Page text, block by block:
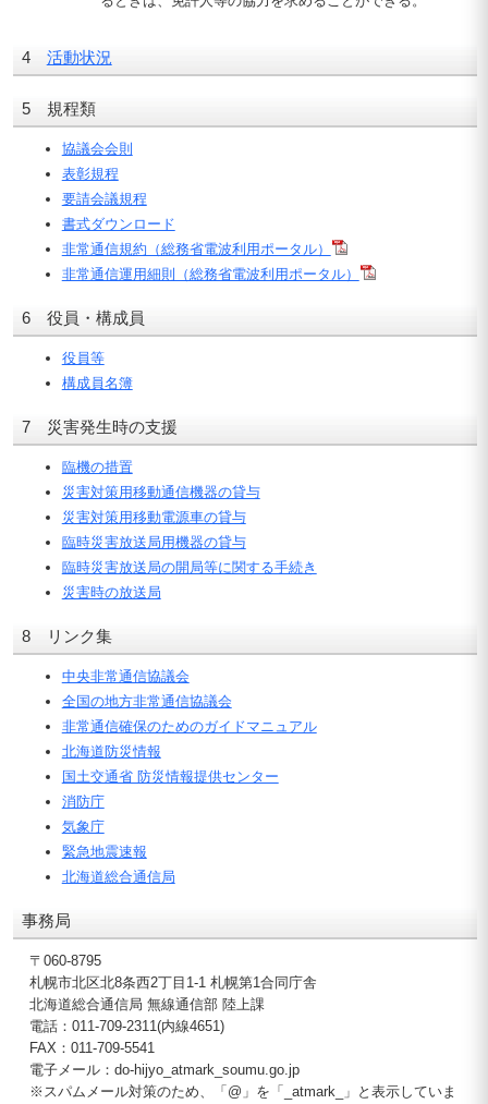
4 活動状況
5 規程類
協議会会則
表彰規程
要請会議規程
書式ダウンロード
非常通信規約（総務省電波利用ポータル）
非常通信運用細則（総務省電波利用ポータル）
6 役員・構成員
役員等
構成員名簿
7 災害発生時の支援
臨機の措置
災害対策用移動通信機器の貸与
災害対策用移動電源車の貸与
臨時災害放送局用機器の貸与
臨時災害放送局の開局等に関する手続き
災害時の放送局
8 リンク集
中央非常通信協議会
全国の地方非常通信協議会
非常通信確保のためのガイドマニュアル
北海道防災情報
国土交通省 防災情報提供センター
消防庁
気象庁
緊急地震速報
北海道総合通信局
事務局
〒060-8795
札幌市北区北8条西2丁目1-1 札幌第1合同庁舎
北海道総合通信局 無線通信部 陸上課
電話：011-709-2311(内線4651)
FAX：011-709-5541
電子メール：do-hijyo_atmark_soumu.go.jp
※スパムメール対策のため、「@」を「_atmark_」と表示していま